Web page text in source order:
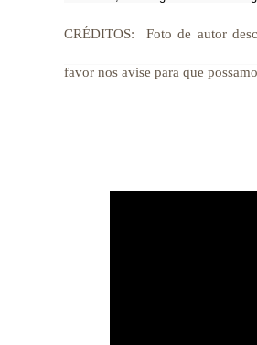
CRÉDITOS: Foto de autor
favor nos avise para que